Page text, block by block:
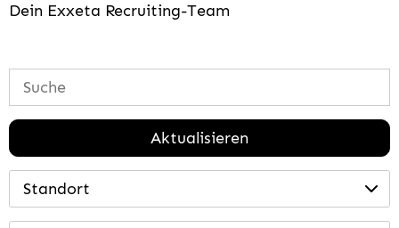
Dein Exxeta Recruiting-Team
Aktualisieren
Standort